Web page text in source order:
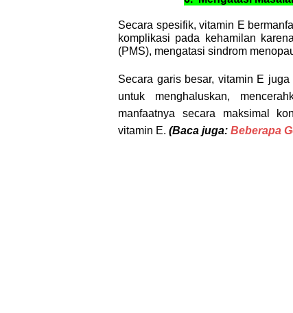
Secara spesifik, vitamin E
komplikasi pada kehamilan
(PMS), mengatasi sindrom
Secara garis besar, vitamin E juga
untuk menghaluskan,
manfaatnya secara maksimal
vitamin E. (Baca juga: Beberapa